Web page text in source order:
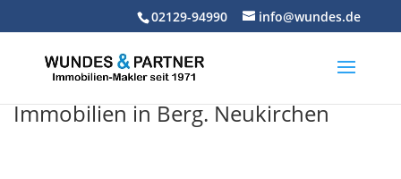
02129-94990 info@wundes.de
Immobilien in Berg. Neukirchen